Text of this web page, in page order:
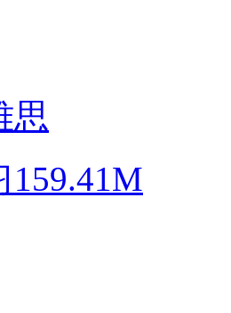
思
159.41M